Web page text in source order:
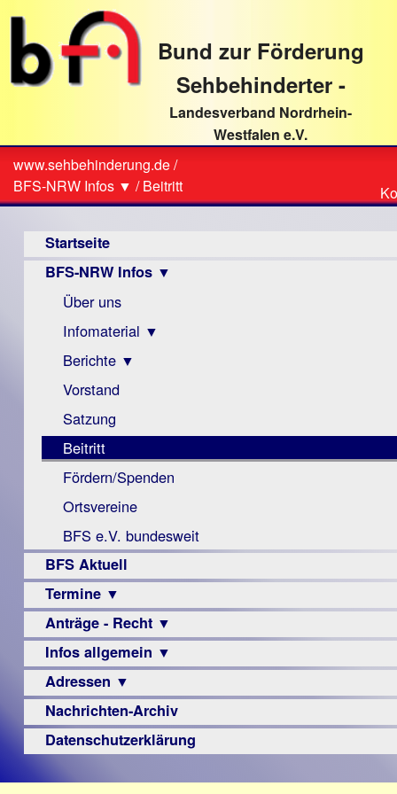
direkt
Textinhalt
Bund zur Förderung
Sehbehinderter -
Landesverband Nordrhein-
Westfalen e.V.
Sie
sind
hier
www.sehbehinderung.de/
BFS-NRW Infos ▼ /Beitritt
Startseite
BFS-NRW Infos ▼
Über uns
Infomaterial ▼
Visus
Zeitschrift
Monokular
Mac
Instagram-
Links
Berichte ▼
Archiv
Berichte
Vorstand
Satzung
Beitritt
Fördern/Spenden
Ortsvereine
BFS e.V. bundesweit
BFS Aktuell
Termine ▼
Veranstaltungsprogramme
Anträge - Recht ▼
Archiv
Urteile
Infos allgemein ▼
Sehbehinderung
Frühförderung
Schule
–
Adressen ▼
Augenoptiker
Berufsbildungswerke
Nachrichten-Archiv
Datenschutzerklärung